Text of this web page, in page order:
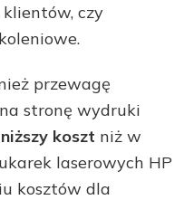
czy
przewagę
stronę wydruki
koszt niż w
laserowych HP
kosztów dla